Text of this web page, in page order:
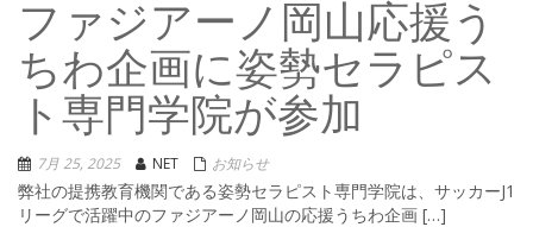
ファジアーノ岡山応援う
ちわ企画に姿勢セラピス
ト専門学院が参加
7月 25, 2025 NET お知らせ
弊社の提携教育機関である姿勢セラピスト専門学院は、サッカーJ1
リーグで活躍中のファジアーノ岡山の応援うちわ企画 […]